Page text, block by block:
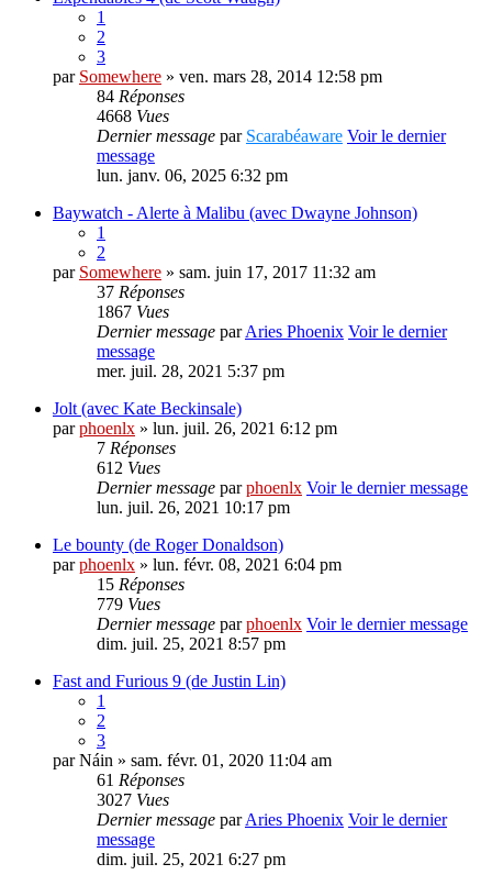
1
2
3
par Somewhere » ven. mars 28, 2014 12:58 pm
84 Réponses
4668 Vues
Dernier message par Scarabéaware Voir le dernier
message
lun. janv. 06, 2025 6:32 pm
Baywatch - Alerte à Malibu (avec Dwayne Johnson)
1
2
par Somewhere » sam. juin 17, 2017 11:32 am
37 Réponses
1867 Vues
Dernier message parAries Phoenix Voir le dernier
message
mer. juil. 28, 2021 5:37 pm
Jolt (avec Kate Beckinsale)
parphoenlx » lun. juil. 26, 2021 6:12 pm
7 Réponses
612 Vues
Dernier message parphoenlx Voir le dernier message
lun. juil. 26, 2021 10:17 pm
Le bounty (de Roger Donaldson)
parphoenlx » lun. févr. 08, 2021 6:04 pm
15 Réponses
779 Vues
Dernier message parphoenlx Voir le dernier message
dim. juil. 25, 2021 8:57 pm
Fast and Furious 9 (de Justin Lin)
1
2
3
parNáin » sam. févr. 01, 2020 11:04 am
61 Réponses
3027 Vues
Dernier message parAries Phoenix Voir le dernier
message
dim. juil. 25, 2021 6:27 pm